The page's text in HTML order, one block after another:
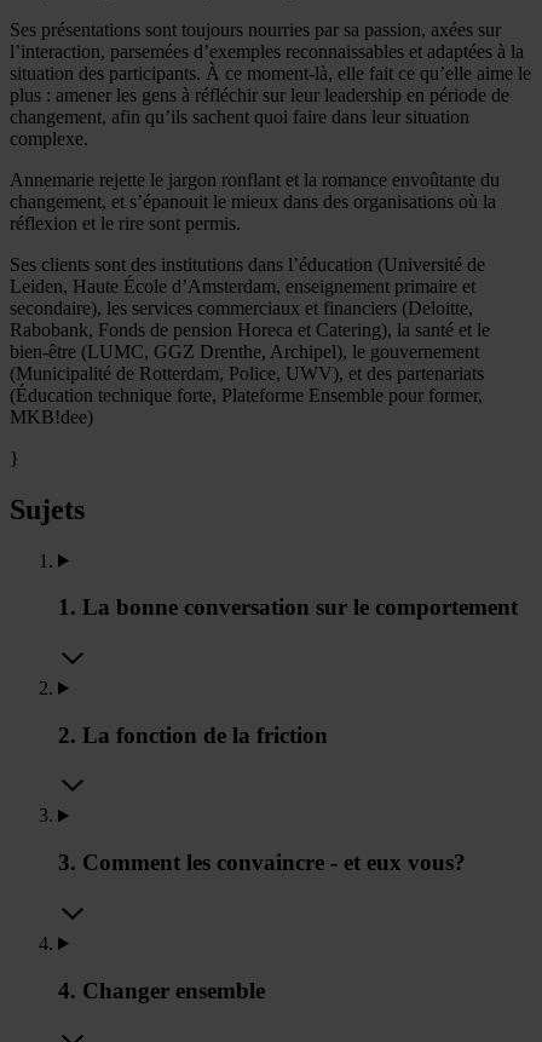
Ses présentations sont toujours nourries par sa passion, axées sur
l’interaction, parsemées d’exemples reconnaissables et adaptées à la
situation des participants. À ce moment-là, elle fait ce qu’elle aime le
plus : amener les gens à réfléchir sur leur leadership en période de
changement, afin qu’ils sachent quoi faire dans leur situation
complexe.
Annemarie rejette le jargon ronflant et la romance envoûtante du
changement, et s’épanouit le mieux dans des organisations où la
réflexion et le rire sont permis.
Ses clients sont des institutions dans l’éducation (Université de
Leiden, Haute École d’Amsterdam, enseignement primaire et
secondaire), les services commerciaux et financiers (Deloitte,
Rabobank, Fonds de pension Horeca et Catering), la santé et le
bien-être (LUMC, GGZ Drenthe, Archipel), le gouvernement
(Municipalité de Rotterdam, Police, UWV), et des partenariats
(Éducation technique forte, Plateforme Ensemble pour former,
MKB!dee)
}
Sujets
1. La bonne conversation sur le comportement
2. La fonction de la friction
3. Comment les convaincre - et eux vous?
4. Changer ensemble